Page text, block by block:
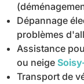
Dépannage
problèmes
Assistance
ou neige
Transport de